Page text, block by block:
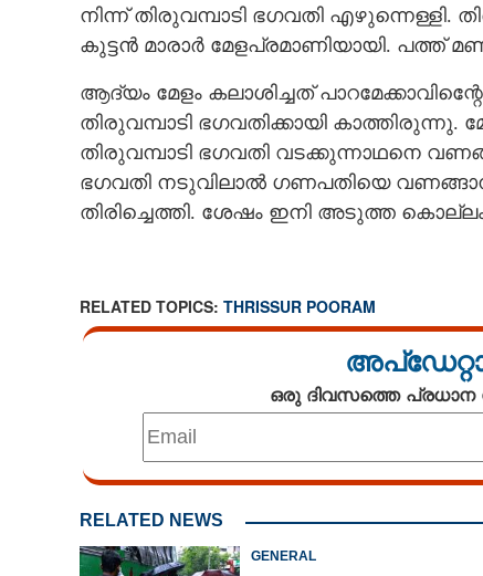
നിന്ന് തിരുവമ്പാടി ഭഗവതി എഴുന്നെള്ളി.
കുട്ടൻ മാരാർ മേളപ്രമാണിയായി. പത്ത്
ആദ്യം മേളം കലാശിച്ചത്
തിരുവമ്പാടി ഭഗവതിക്കായി കാത്തിരുന്നു.
തിരുവമ്പാടി ഭഗവതി വടക്കുന്നാഥനെ
ഭഗവതി നടുവിലാൽ ഗണപതിയെ
തിരിച്ചെത്തി. ശേഷം ഇനി അടുത്ത
RELATED TOPICS: THRISSUR POORAM
ഒരു ദിവസത്തെ
RELATED NEWS
GENERAL